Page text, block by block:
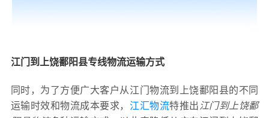
江门到上饶鄱阳县专线物流运输方式
同时，为了方便广大客户从江门物流到上饶鄱阳县的不同
运输时效和物流成本要求， 江汇物流特推出 江门到上饶鄱